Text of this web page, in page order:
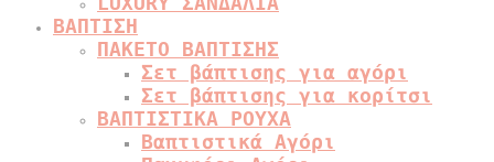
ΒΑΠΤΙΣΗ
ΠΑΚΕΤΟ ΒΑΠΤΙΣΗΣ
Σετ βάπτισης για αγόρι
Σετ βάπτισης για κορίτσι
ΒΑΠΤΙΣΤΙΚΑ ΡΟΥΧΑ
Βαπτιστικά Αγόρι